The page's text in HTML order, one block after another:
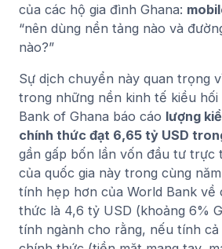
của các hộ gia đình Ghana:
“nên dùng nền tảng nào và
nào?”
Sự dịch chuyển này quan trọng
trong những nền kinh tế kiều hối
Bank of Ghana báo cáo lượng
chính thức đạt 6,65 tỷ USD
gần gấp bốn lần vốn đầu tư trực
của quốc gia này trong cùng
tính hẹp hơn của World Bank về
thức là 4,6 tỷ USD (khoảng 6%
tính ngành cho rằng, nếu tính cả